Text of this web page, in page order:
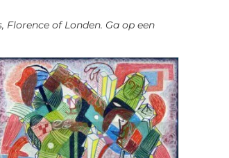
of Londen. Ga op een